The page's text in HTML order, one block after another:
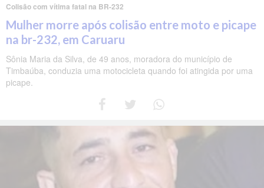
Colisão com vítima fatal na BR-232
Mulher morre após colisão entre moto e picape
na br-232, em Caruaru
Sônia Maria da Silva, de 49 anos, moradora do município de
Timbaúba, conduzia uma motocicleta quando foi atingida por uma
picape.